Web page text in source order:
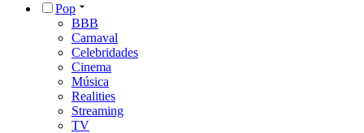
Pop
BBB
Carnaval
Celebridades
Cinema
Música
Realities
Streaming
TV